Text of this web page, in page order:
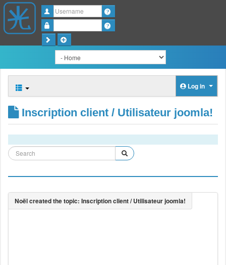
Username
Log in
Inscription client / Utilisateur joomla!